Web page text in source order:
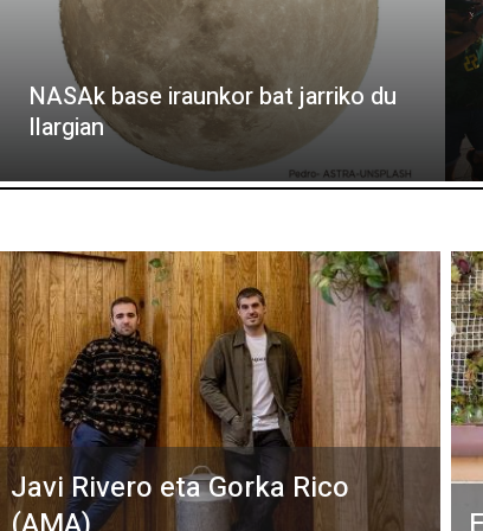
NASAk base iraunkor bat jarriko du
Ilargian
Javi Rivero eta Gorka Rico